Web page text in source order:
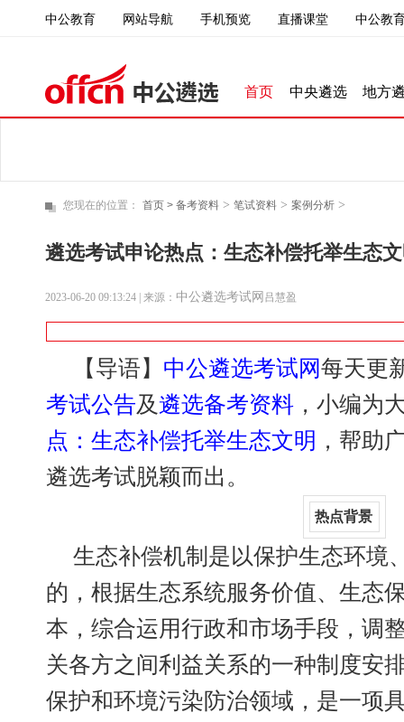
中公教育 网站导航 手机预览 直播课堂 中公教
首页 中央遴选 地方
您现在的位置： 首页 > 备考资料 > 笔试资料 > 案例分析 >
遴选考试申论热点：生态补偿托举生态
2023-06-20 09:13:24 | 来源： 中公遴选考试网 吕慧盈
【导语】 中公遴选考试网每天更
考试公告及遴选备考资料 ，小编为
点：生态补偿托举生态文明 ，帮助
遴选考试脱颖而出。
热点背景
生态补偿机制是以保护生态环境
的，根据生态系统服务价值、生态
本，综合运用行政和市场手段，调
关各方之间利益关系的一种制度安
保护和环境污染防治领域，是一项